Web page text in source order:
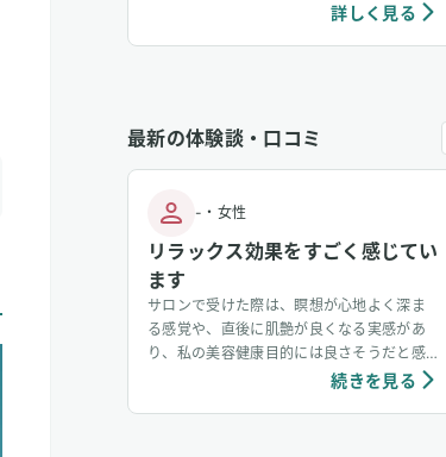
詳しく見る
最新の体験談・口コミ
- ・ 女性
リラックス効果をすごく感じてい
ます
サロンで受けた際は、瞑想が心地よく深ま
る感覚や、直後に肌艶が良くなる実感があ
り、私の美容健康目的には良さそうだと感
じています。個人の感想ではありますが、吸
続きを見る